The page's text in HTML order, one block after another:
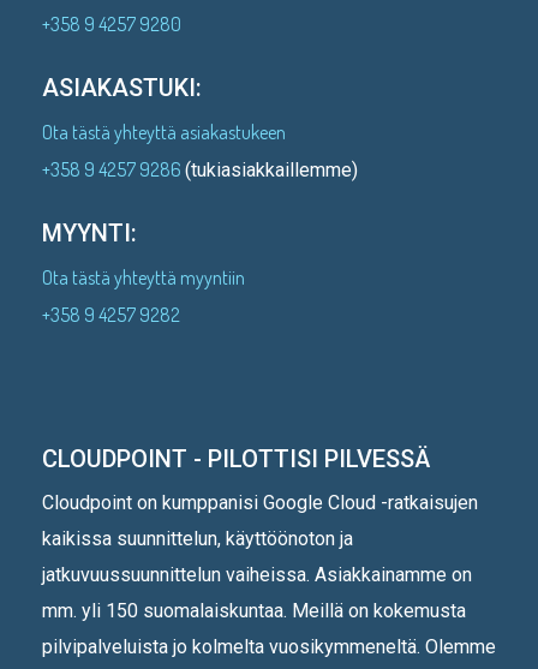
+358 9 4257 9280
ASIAKASTUKI:
Ota tästä yhteyttä asiakastukeen
+358 9 4257 9286 (tukiasiakkaillemme)
MYYNTI:
Ota tästä yhteyttä myyntiin
+358 9 4257 9282
CLOUDPOINT - PILOTTISI PILVESSÄ
Cloudpoint on kumppanisi Google Cloud -ratkaisujen
kaikissa suunnittelun, käyttöönoton ja
jatkuvuussuunnittelun vaiheissa. Asiakkainamme on
mm. yli 150 suomalaiskuntaa. Meillä on kokemusta
pilvipalveluista jo kolmelta vuosikymmeneltä. Olemme